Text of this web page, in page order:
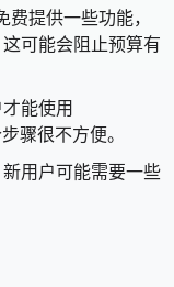
费提供一些功能，
可能会阻止预算有
能使用
骤很不方便。
用户可能需要一些